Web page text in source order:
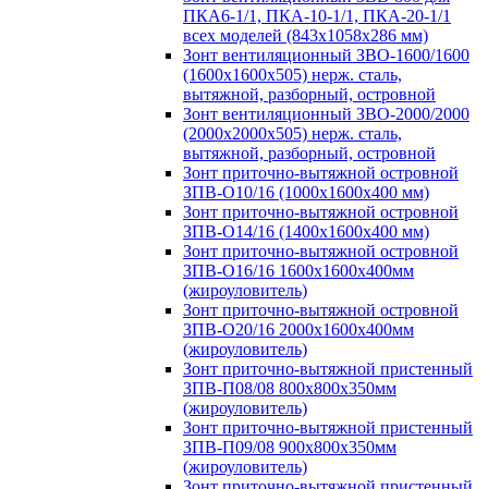
ПКА6-1/1, ПКА-10-1/1, ПКА-20-1/1
всех моделей (843х1058х286 мм)
Зонт вентиляционный ЗВО-1600/1600
(1600х1600х505) нерж. сталь,
вытяжной, разборный, островной
Зонт вентиляционный ЗВО-2000/2000
(2000х2000х505) нерж. сталь,
вытяжной, разборный, островной
Зонт приточно-вытяжной островной
ЗПВ-О10/16 (1000х1600х400 мм)
Зонт приточно-вытяжной островной
ЗПВ-О14/16 (1400х1600х400 мм)
Зонт приточно-вытяжной островной
ЗПВ-О16/16 1600х1600х400мм
(жироуловитель)
Зонт приточно-вытяжной островной
ЗПВ-О20/16 2000х1600х400мм
(жироуловитель)
Зонт приточно-вытяжной пристенный
ЗПВ-П08/08 800х800х350мм
(жироуловитель)
Зонт приточно-вытяжной пристенный
ЗПВ-П09/08 900х800х350мм
(жироуловитель)